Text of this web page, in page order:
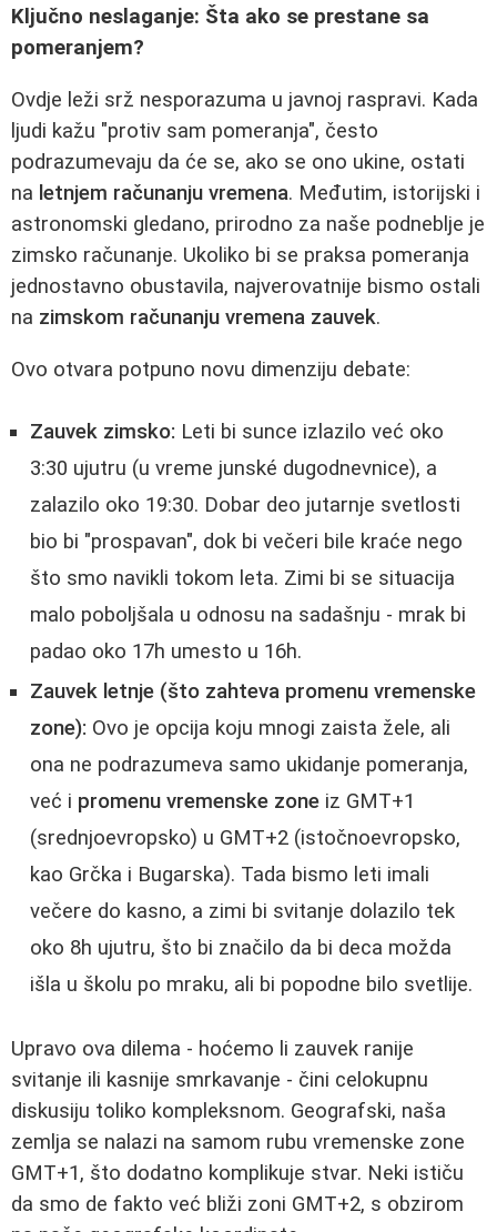
Ključno neslaganje: Šta ako se prestane sa
pomeranjem?
Ovdje leži srž nesporazuma u javnoj raspravi. Kada
ljudi kažu "protiv sam pomeranja", često
podrazumevaju da će se, ako se ono ukine, ostati
na letnjem računanju vremena. Međutim, istorijski i
astronomski gledano, prirodno za naše podneblje je
zimsko računanje. Ukoliko bi se praksa pomeranja
jednostavno obustavila, najverovatnije bismo ostali
na zimskom računanju vremena zauvek.
Ovo otvara potpuno novu dimenziju debate:
Zauvek zimsko: Leti bi sunce izlazilo već oko
3:30 ujutru (u vreme junské dugodnevnice), a
zalazilo oko 19:30. Dobar deo jutarnje svetlosti
bio bi "prospavan", dok bi večeri bile kraće nego
što smo navikli tokom leta. Zimi bi se situacija
malo poboljšala u odnosu na sadašnju - mrak bi
padao oko 17h umesto u 16h.
Zauvek letnje (što zahteva promenu vremenske
zone): Ovo je opcija koju mnogi zaista žele, ali
ona ne podrazumeva samo ukidanje pomeranja,
već i promenu vremenske zone iz GMT+1
(srednjoevropsko) u GMT+2 (istočnoevropsko,
kao Grčka i Bugarska). Tada bismo leti imali
večere do kasno, a zimi bi svitanje dolazilo tek
oko 8h ujutru, što bi značilo da bi deca možda
išla u školu po mraku, ali bi popodne bilo svetlije.
Upravo ova dilema - hoćemo li zauvek ranije
svitanje ili kasnije smrkavanje - čini celokupnu
diskusiju toliko kompleksnom. Geografski, naša
zemlja se nalazi na samom rubu vremenske zone
GMT+1, što dodatno komplikuje stvar. Neki ističu
da smo de fakto već bliži zoni GMT+2, s obzirom